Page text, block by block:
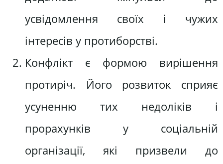
усвідомлення своїх і чужих
інтересів у протиборстві.
Конфлікт є формою вирішення
протиріч. Його розвиток сприяє
усуненню тих недоліків і
прорахунків у соціальній
організації, які призвели до